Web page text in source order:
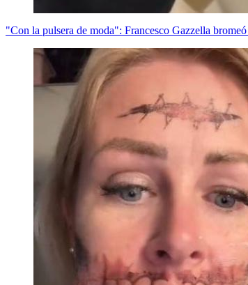
"Con la pulsera de moda": Francesco Gazzella